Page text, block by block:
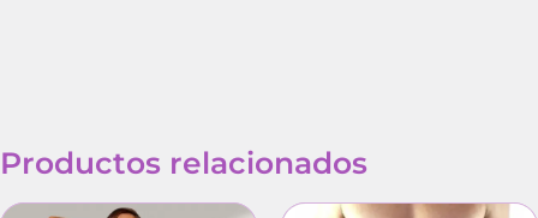
Productos relacionados